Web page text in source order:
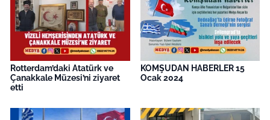
Rotterdam’daki Atatürk ve
Çanakkale Müzesi’ni ziyaret
etti
KOMŞUDAN HABERLER 15
Ocak 2024